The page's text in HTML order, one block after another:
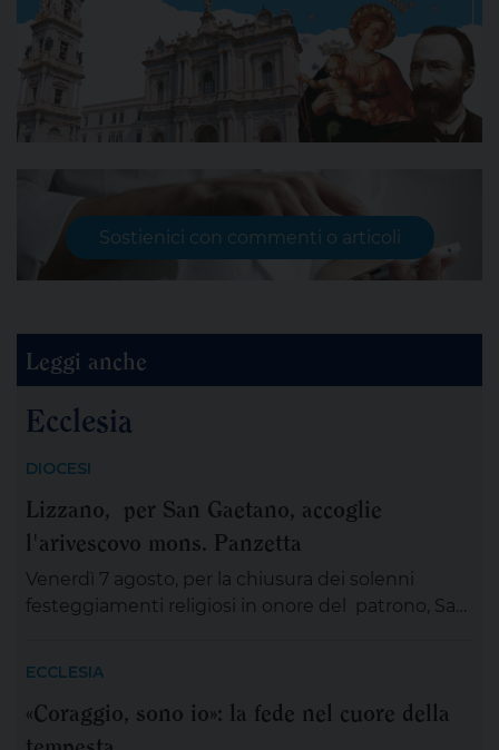
Sostienici con commenti o articoli
Leggi anche
Ecclesia
DIOCESI
Lizzano, per San Gaetano, accoglie
l'arivescovo mons. Panzetta
Venerdì 7 agosto, per la chiusura dei solenni
festeggiamenti religiosi in onore del patrono, San
vedrà il coinvolgimento partecipativo dei fedeli
lizzanesi, dei membri delle confraternite e delle
ECCLESIA
«Coraggio, sono io»: la fede nel cuore della